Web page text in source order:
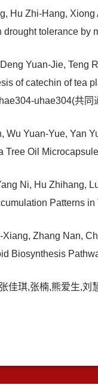
Hu Zhi-Hang,
tolerance by
Yuan-Jie, Teng
of catechin of tea
uhae304(共同
Wu Yuan-Yue, Yan
Tree Oil
Ni, Hu Zhihang,
Patterns
Zhang Nan,
Biosynthesis
佳琪,张楠,熊爱生,